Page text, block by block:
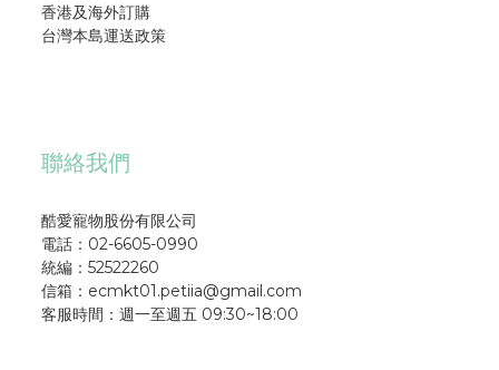
香港及海外訂購
台灣本島運送政策
聯絡我們
酷愛寵物股份有限公司
電話：02-6605-0990
統編：52522260
信箱：ecmkt01.petiia@gmail.com
客服時間：週一至週五 09:30~18:00